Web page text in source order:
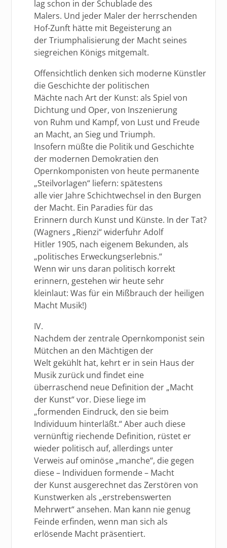
lag schon in der Schublade des
Malers. Und jeder Maler der herrschenden
Hof-Zunft hätte mit Begeisterung an
der Triumphalisierung der Macht seines
siegreichen Königs mitgemalt.
Offensichtlich denken sich moderne Künstler
die Geschichte der politischen
Mächte nach Art der Kunst: als Spiel von
Dichtung und Oper, von Inszenierung
von Ruhm und Kampf, von Lust und Freude
an Macht, an Sieg und Triumph.
Insofern müßte die Politik und Geschichte
der modernen Demokratien den
Opernkomponisten von heute permanente
„Steilvorlagen“ liefern: spätestens
alle vier Jahre Schichtwechsel in den Burgen
der Macht. Ein Paradies für das
Erinnern durch Kunst und Künste. In der Tat?
(Wagners „Rienzi“ widerfuhr Adolf
Hitler 1905, nach eigenem Bekunden, als
„politisches Erweckungserlebnis.“
Wenn wir uns daran politisch korrekt
erinnern, gestehen wir heute sehr
kleinlaut: Was für ein Mißbrauch der heiligen
Macht Musik!)
IV.
Nachdem der zentrale Opernkomponist sein
Mütchen an den Mächtigen der
Welt gekühlt hat, kehrt er in sein Haus der
Musik zurück und findet eine
überraschend neue Definition der „Macht
der Kunst“ vor. Diese liege im
„formenden Eindruck, den sie beim
Individuum hinterläßt.“ Aber auch diese
vernünftig riechende Definition, rüstet er
wieder politisch auf, allerdings unter
Verweis auf ominöse „manche“, die gegen
diese – Individuen formende – Macht
der Kunst ausgerechnet das Zerstören von
Kunstwerken als „erstrebenswerten
Mehrwert“ ansehen. Man kann nie genug
Feinde erfinden, wenn man sich als
erlösende Macht präsentiert.